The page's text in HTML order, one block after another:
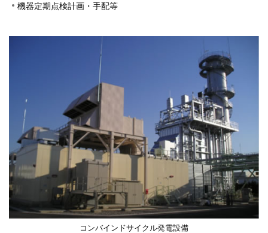
機器定期点検計画・手配等
コンバインドサイクル発電設備